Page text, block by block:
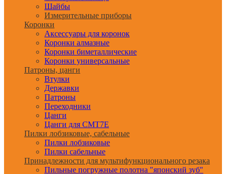
Шайбы
Измерительные приборы
Коронки
Аксессуары для коронок
Коронки алмазные
Коронки биметаллические
Коронки универсальные
Патроны, цанги
Втулки
Державки
Патроны
Переходники
Цанги
Цанги для CMT7E
Пилки лобзиковые, сабельные
Пилки лобзиковые
Пилки сабельные
Принадлежности для мультифункционального резака
Пильные погружные полотна "японский зуб"